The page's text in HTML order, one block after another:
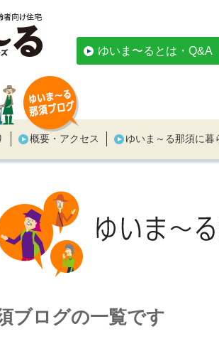
ゆいま〜るとは・Q&A
概要・アクセス ゆいま～る那須に暮
ブログの一覧です